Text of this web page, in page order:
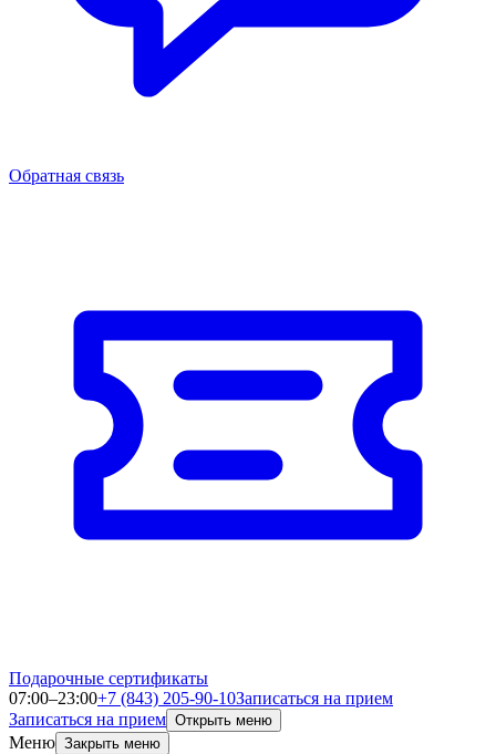
Обратная связь
Подарочные сертификаты
07:00–23:00+7 (843) 205-90-10Записаться на прием
Записаться на прием Открыть меню
Меню Закрыть меню